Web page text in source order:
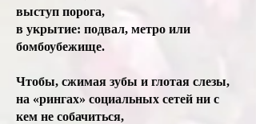
выступ порога,
в укрытие: подвал, метро или
бомбоубежище.
Чтобы, сжимая зубы и глотая слезы,
на «рингах» социальных сетей ни с
кем не собачиться,